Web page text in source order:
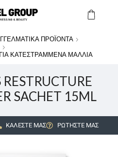
ΠΡΟΪΟΝΤΑ
ΓΙΑ ΚΑΤΕΣΤΡΑΜΜΕΝΑ ΜΑΛΛΙΑ
SACHET 15ML
ΚΑΛΕΣΤΕ ΜΑΣ ΡΩΤΗΣΤΕ ΜΑΣ